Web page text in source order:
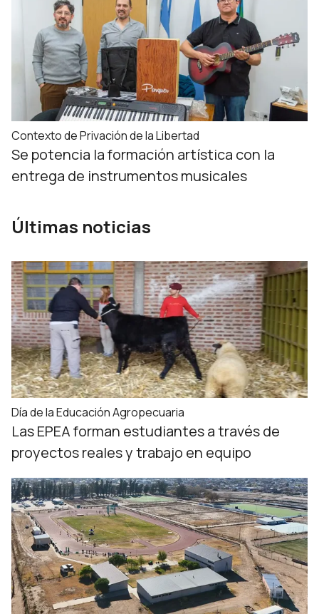
Contexto de Privación de la Libertad
Se potencia la formación artística con la
entrega de instrumentos musicales
Últimas noticias
Día de la Educación Agropecuaria
Las EPEA forman estudiantes a través de
proyectos reales y trabajo en equipo